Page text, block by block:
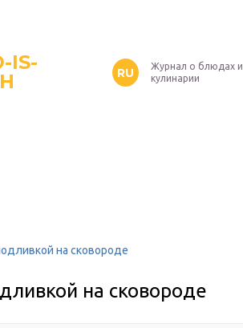
IS-
RU
Журнал о блюдах и
кулинарии
на сковороде
на сковороде